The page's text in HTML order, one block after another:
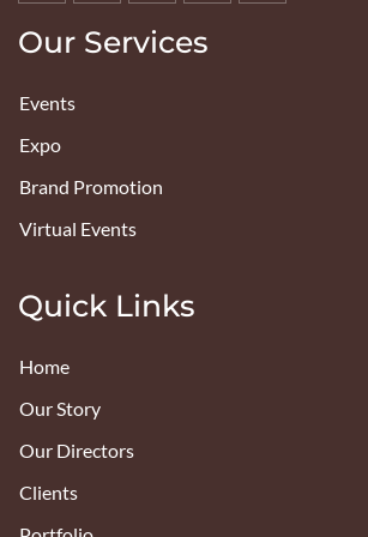
Our Services
Events
Expo
Brand Promotion
Virtual Events
Quick Links
Home
Our Story
Our Directors
Clients